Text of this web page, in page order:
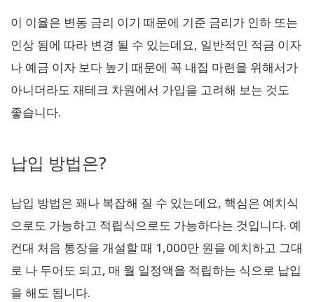
이 이율은 변동 금리 이기 때문에 기준 금리가 인하 또는
인상 됨에 따라 변경 될 수 있는데요, 일반적인 적금 이자
나 예금 이자 보다 높기 때문에 꼭 내집 마련을 위해서가
아니더라도 재테크 차원에서 가입을 고려해 보는 것도
좋습니다.
납입 방법은?
납입 방법은 꽤나 복잡해 질 수 있는데요, 핵심은 예치식
으로도 가능하고 적립식으로도 가능하다는 것입니다. 예
컨대 처음 통장을 개설할 때 1,000만 원을 예치하고 그대
로 나 두어도 되고, 매 월 일정액을 적립하는 식으로 납입
을 해도 됩니다.